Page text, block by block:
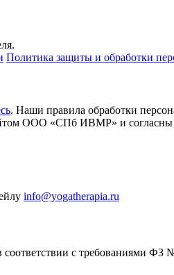
Политика защиты и обработки
. Наши правила обработки
ООО «СПб ИВМР» и
info@yogatherapia.ru
с требованиями